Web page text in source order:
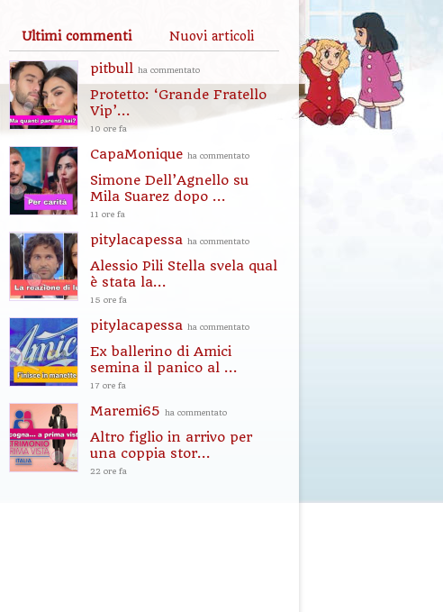
Ultimi commenti Nuovi articoli
pitbull ha commentato
Protetto: ‘Grande Fratello
Vip’...
10 ore fa
CapaMonique ha commentato
Simone Dell’Agnello su
Mila Suarez dopo ...
11 ore fa
pitylacapessa ha commentato
Alessio Pili Stella svela qual
è stata la...
15 ore fa
pitylacapessa ha commentato
Ex ballerino di Amici
semina il panico al ...
17 ore fa
Maremi65 ha commentato
Altro figlio in arrivo per
una coppia stor...
22 ore fa